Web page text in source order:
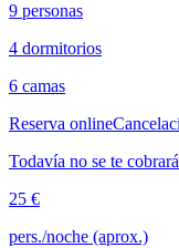
9 personas
4 dormitorios
6 camas
Reserva online
Todavía no se te
25 €
pers./noche (aprox.)